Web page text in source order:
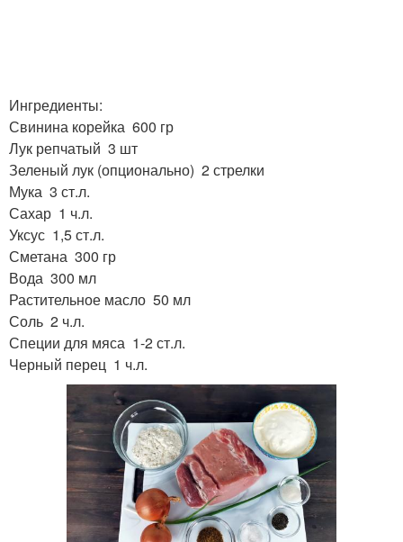
Ингредиенты:
Свинина корейка 600 гр
Лук репчатый 3 шт
Зеленый лук (опционально) 2 стрелки
Мука 3 ст.л.
Сахар 1 ч.л.
Уксус 1,5 ст.л.
Сметана 300 гр
Вода 300 мл
Растительное масло 50 мл
Соль 2 ч.л.
Специи для мяса 1-2 ст.л.
Черный перец 1 ч.л.